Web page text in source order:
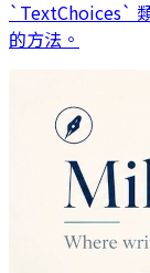
`TextChoices`
的方法。